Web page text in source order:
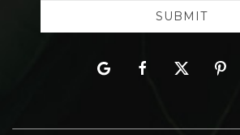
SUBMIT
google facebooktwitter